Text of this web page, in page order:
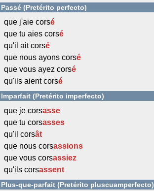
Passé (Pretérito perfecto)
que j'aie corsé
que tu aies corsé
qu'il ait corsé
que nous ayons corsé
que vous ayez corsé
qu'ils aient corsé
Imparfait (Pretérito imperfecto)
que je corsasse
que tu corsasses
qu'il corsât
que nous corsassions
que vous corsassiez
qu'ils corsassent
Plus-que-parfait (Pretérito pluscuamperfecto)